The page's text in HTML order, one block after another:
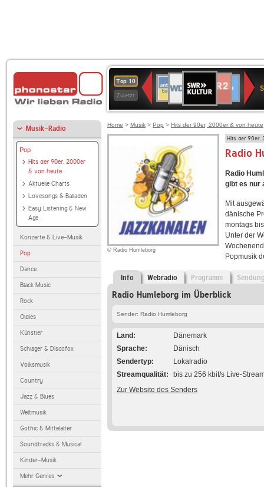
Top 10
Zuletzt
80er
90er
OLDIE
ANTENNE
SWR3
WDR
4
BR-
KLASSIK
Deutschlandfunk
Kultur
ANTENNE
BAYERN
2
Kultur2
Musik-Radio
Pop
Hits der 90er, 2000er
& von heute
Aktuelle Charts
Lovesongs & Balladen
Easy Listening & New
Age
Konzerte & Live-Musik
Pop
Dance
Black Music
Rock
Oldies
Künstler
Schlager & Discofox
Volksmusik
Country
Jazz & Blues
Weltmusik
Gothic & Mittelalter
Soundtracks & Musical
Kinder-Musik
Mehr Genres
Home > Musik > Pop > Hits der 90er, 2000er & von heute
© Radio Humleborg
Hits der 90er,
Radio
Radio
gibt es nur
Mit
dänische
montags
Unter der
Popmusik
Info Webradio Programm
Radio Humleborg im Überblick
Sender: Radio Humleborg
Land
Dänemark
Sprache
Dänisch
Sendertyp
Lokalradio
Streamqualität
bis zu 256 kbit/s Live-
Zur Website des Senders